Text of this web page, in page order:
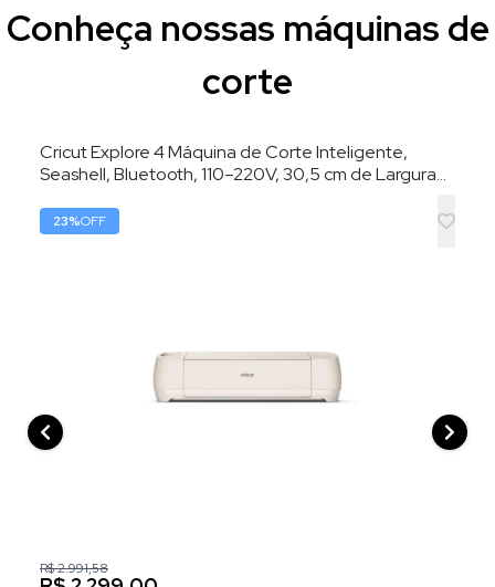
Conheça nossas máquinas de
corte
Cricut Explore 4 Máquina de Corte Inteligente,
Seashell, Bluetooth, 110–220V, 30,5 cm de Largura
23%OFF
R$ 2.991,58